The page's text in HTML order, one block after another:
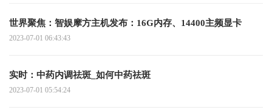
世界聚焦：智娱摩方主机发布：16G内存、14400主频显卡
2023-07-01 06:43:43
实时：中药内调祛斑_如何中药祛斑
2023-07-01 05:54:24